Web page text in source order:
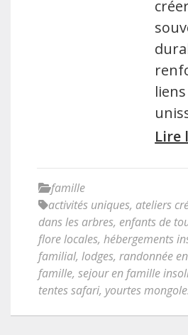
Lire
famille
activités uniques, ateliers
dans les arbres, enfants de
flore locales, hébergements
familial, lodges, randonnée
famille, sejour en famille
tentes safari, yourtes